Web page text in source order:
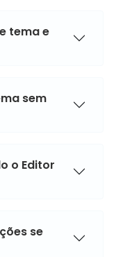
tema e
sem
o Editor
se